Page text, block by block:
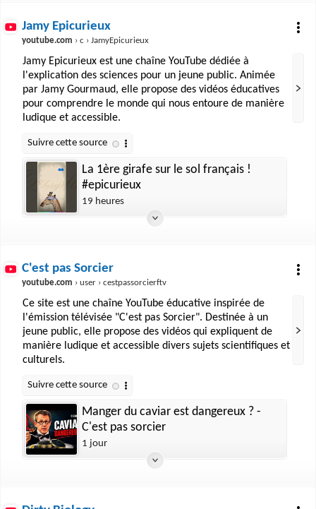
Jamy Epicurieux
youtube.com › c › JamyEpicurieux
Jamy Epicurieux est une chaîne YouTube dédiée à
l'explication des sciences pour un jeune public. Animée
par Jamy Gourmaud, elle propose des vidéos éducatives
pour comprendre le monde qui nous entoure de manière
ludique et accessible.
La 1ère girafe sur le sol français !
#epicurieux
19 heures
C'est pas Sorcier
youtube.com › user › cestpassorcierftv
Ce site est une chaîne YouTube éducative inspirée de
l'émission télévisée "C'est pas Sorcier". Destinée à un
jeune public, elle propose des vidéos qui expliquent de
manière ludique et accessible divers sujets scientifiques et
culturels.
Manger du caviar est dangereux ? -
C'est pas sorcier
1 jour